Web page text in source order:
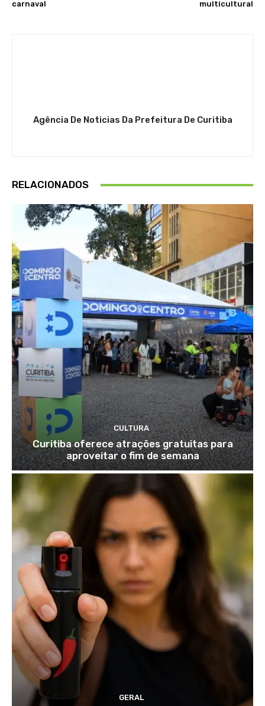
carnaval multicultural
Agência De Noticias Da Prefeitura De Curitiba
RELACIONADOS
CULTURA
Curitiba oferece atrações gratuitas para
aproveitar o fim de semana
GERAL